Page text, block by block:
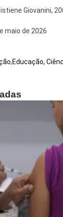
Giovanini,
maio de 2026
,Educação,